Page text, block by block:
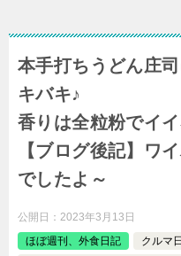
本手打ちうどん庄
キバキ♪
香りは全粒粉でイ
【ブログ後記】ワ
でしたよ～
公開日： 2023年3月13日
ほぼ週刊、外食日記
クルマ